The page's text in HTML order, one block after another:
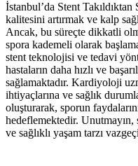
İstanbul’da Stent
kalitesini artırmak ve kalp
Ancak, bu süreçte dikkatli
spora kademeli olarak
stent teknolojisi ve tedavi
hastaların daha hızlı ve
sağlamaktadır. Kardiyoloji
ihtiyaçlarına ve sağlık
oluşturarak, sporun
hedeflemektedir.
ve sağlıklı yaşam tarzı